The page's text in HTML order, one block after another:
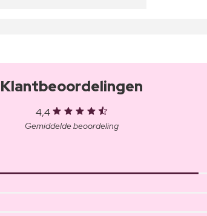
Klantbeoordelingen
4,4
Gemiddelde beoordeling